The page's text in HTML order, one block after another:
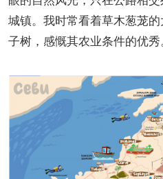
城镇。我时常看着草木葱茏
子树，感慨其农业条件的优秀。